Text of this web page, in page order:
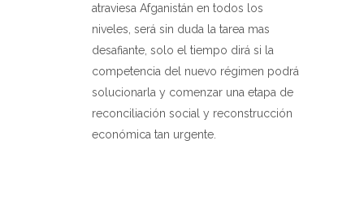
atraviesa Afganistán en todos los
niveles, será sin duda la tarea mas
desafiante, solo el tiempo dirá si la
competencia del nuevo régimen podrá
solucionarla y comenzar una etapa de
reconciliación social y reconstrucción
económica tan urgente.